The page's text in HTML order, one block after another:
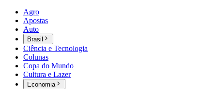
Agro
Apostas
Auto
Brasil
Ciência e Tecnologia
Colunas
Copa do Mundo
Cultura e Lazer
Economia